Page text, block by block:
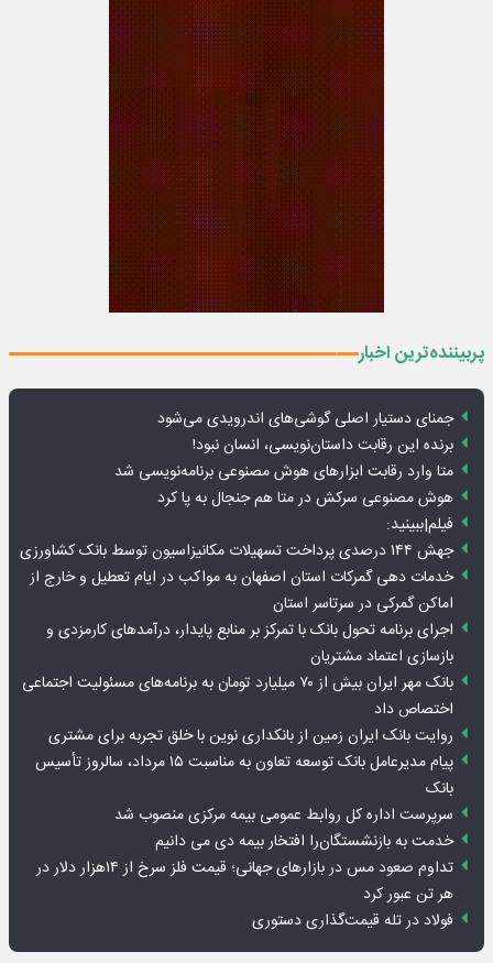
پربیننده‌ترین اخبار
جمنای دستیار اصلی گوشی‌های اندرویدی می‌شود
برنده این رقابت داستان‌نویسی، انسان نبود!
متا وارد رقابت ابزارهای هوش مصنوعی برنامه‌نویسی شد
هوش مصنوعی سرکش در متا هم جنجال به پا کرد
فیلم|ببینید:
جهش ۱۴۴ درصدی پرداخت تسهیلات مکانیزاسیون توسط بانک کشاورزی
خدمات دهی گمرکات استان اصفهان به مواکب در ایام تعطیل و خارج از
اماکن گمرکی در سرتاسر استان
اجرای برنامه تحول بانک با تمرکز بر منابع پایدار، درآمدهای کارمزدی و
بازسازی اعتماد مشتریان
بانک مهر ایران بیش از ۷۰ میلیارد تومان به برنامه‌های مسئولیت اجتماعی
اختصاص داد
روایت بانک ایران زمین از بانکداری نوین با خلق تجربه برای مشتری
پیام مدیرعامل بانک توسعه تعاون به مناسبت ۱۵ مرداد، سالروز تأسیس
بانک
سرپرست اداره کل روابط عمومی بیمه مرکزی منصوب شد
خدمت به بازنشستگان‌را افتخار بیمه دی می دانیم
تداوم صعود مس در بازارهای جهانی؛ قیمت فلز سرخ از ۱۴هزار دلار در
هر تن عبور کرد
فولاد در تله قیمت‌گذاری دستوری